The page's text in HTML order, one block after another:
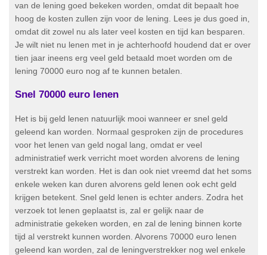
van de lening goed bekeken worden, omdat dit bepaalt hoe
hoog de kosten zullen zijn voor de lening. Lees je dus goed in,
omdat dit zowel nu als later veel kosten en tijd kan besparen.
Je wilt niet nu lenen met in je achterhoofd houdend dat er over
tien jaar ineens erg veel geld betaald moet worden om de
lening 70000 euro nog af te kunnen betalen.
Snel 70000 euro lenen
Het is bij geld lenen natuurlijk mooi wanneer er snel geld
geleend kan worden. Normaal gesproken zijn de procedures
voor het lenen van geld nogal lang, omdat er veel
administratief werk verricht moet worden alvorens de lening
verstrekt kan worden. Het is dan ook niet vreemd dat het soms
enkele weken kan duren alvorens geld lenen ook echt geld
krijgen betekent. Snel geld lenen is echter anders. Zodra het
verzoek tot lenen geplaatst is, zal er gelijk naar de
administratie gekeken worden, en zal de lening binnen korte
tijd al verstrekt kunnen worden. Alvorens 70000 euro lenen
geleend kan worden, zal de leningverstrekker nog wel enkele